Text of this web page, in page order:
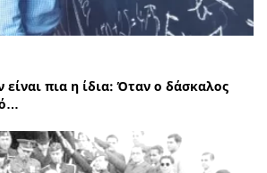
είναι πια η ίδια: Όταν ο δάσκαλος